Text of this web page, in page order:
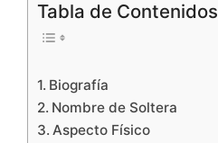
Tabla de Contenidos
Biografía
Nombre de Soltera
Aspecto Físico